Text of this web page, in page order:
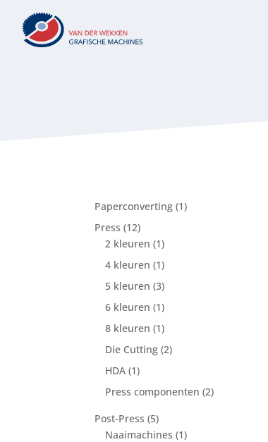
Paperconverting 11
Press 1212
producten
2 kleuren 11
product
4 kleuren 11
product
5 kleuren 33
producten
6 kleuren 11
product
8 kleuren 11
product
Die Cutting 22
HDA 11
Press componenten 22
Post-Press 55
producten
Naaimachines 11